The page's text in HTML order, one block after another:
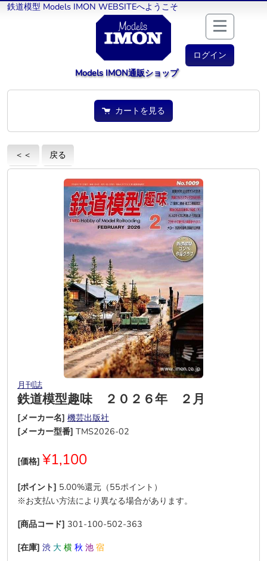
鉄道模型 Models IMON WEBSITEへようこそ
ログイン
Models IMON通販ショップ
カートを見る
＜＜ 戻る
月刊誌
鉄道模型趣味 ２０２６年 ２月
[メーカー名] 機芸出版社
[メーカー型番] TMS2026-02
[価格] ¥1,100
[ポイント] 5.00%還元（55ポイント）
※お支払い方法により異なる場合があります。
[商品コード] 301-100-502-363
[在庫] 渋 大 横 秋 池 宿